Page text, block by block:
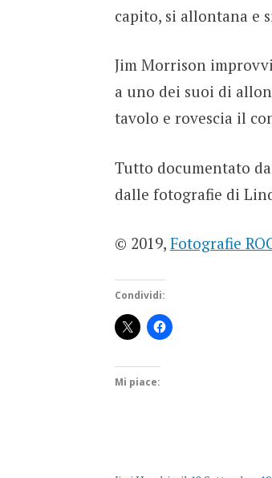
capito, si allontana e
Jim Morrison
a uno dei suoi di
tavolo e rovescia il
Tutto documentato
dalle fotografie di
© 2019, Fotografie
Condividi:
Mi piace: